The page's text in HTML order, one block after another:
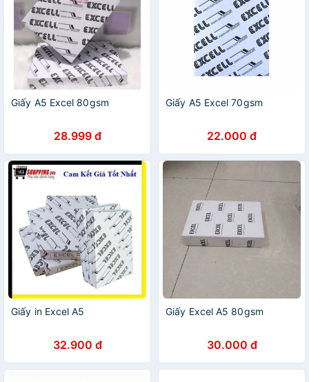
Giấy A5 Excel 80gsm
28.999 đ
Giấy A5 Excel 70gsm
22.000 đ
Giấy in Excel A5
32.900 đ
Giấy Excel A5 80gsm
30.000 đ